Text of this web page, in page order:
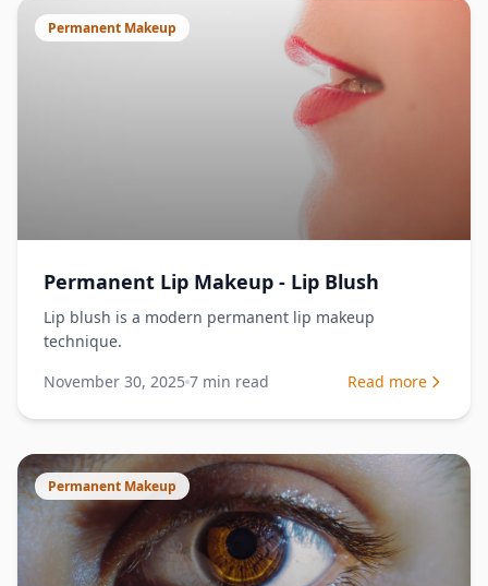
Permanent Makeup
Permanent Lip Makeup - Lip Blush
Lip blush is a modern permanent lip makeup
technique.
November 30, 2025 7 min read Read more
Permanent Makeup